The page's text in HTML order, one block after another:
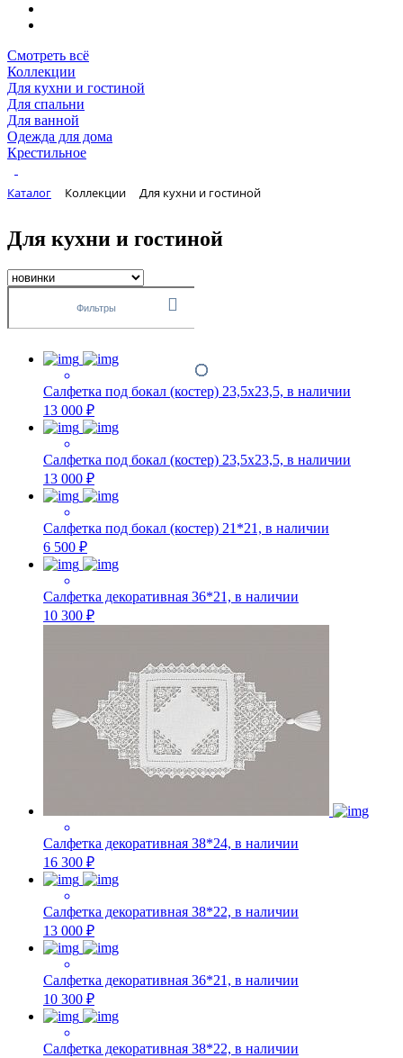
Смотреть всё
Коллекции
Для кухни и гостиной
Для спальни
Для ванной
Одежда для дома
Крестильное
Каталог Коллекции Для кухни и гостиной
Для кухни и гостиной
Фильтры
Салфетка под бокал (костер) 23,5х23,5, в наличии
13 000 ₽
Салфетка под бокал (костер) 23,5х23,5, в наличии
13 000 ₽
Салфетка под бокал (костер) 21*21, в наличии
6 500 ₽
Салфетка декоративная 36*21, в наличии
10 300 ₽
Салфетка декоративная 38*24, в наличии
16 300 ₽
Салфетка декоративная 38*22, в наличии
13 000 ₽
Салфетка декоративная 36*21, в наличии
10 300 ₽
Салфетка декоративная 38*22, в наличии